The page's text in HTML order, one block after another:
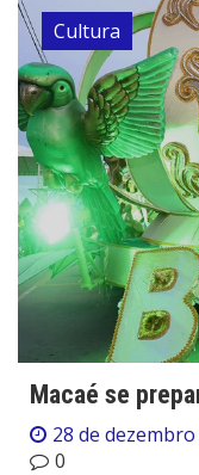
Cultura
Macaé se
28 de dezembro
0